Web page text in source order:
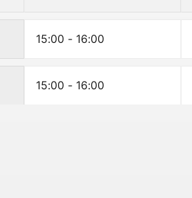
15:00 - 16:00
15:00 - 16:00